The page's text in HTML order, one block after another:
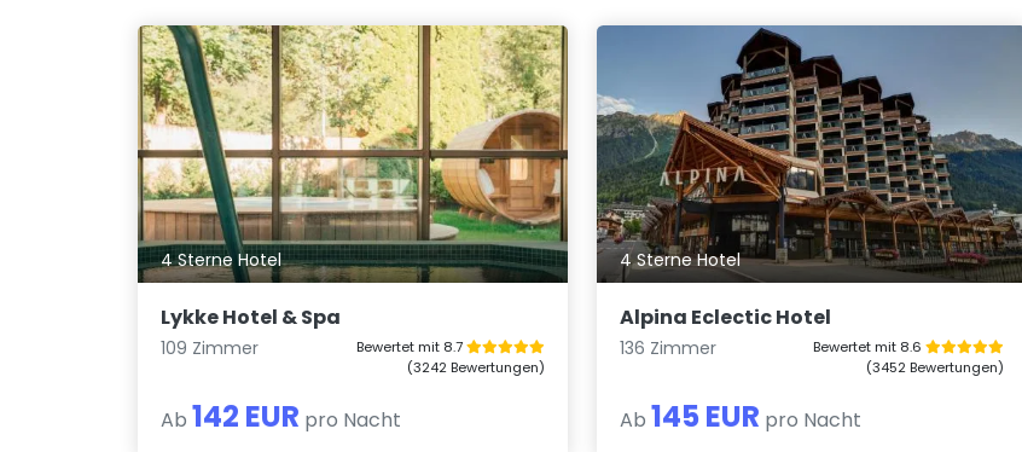
4 Sterne Hotel
Lykke Hotel & Spa
109 Zimmer
Bewertet mit 8.7
(3242 Bewertungen)
Ab 142 EUR pro Nacht
4 Sterne Hotel
Alpina Eclectic Hotel
136 Zimmer
Bewertet mit 8.6
(3452 Bewertungen)
Ab 145 EUR pro Nacht